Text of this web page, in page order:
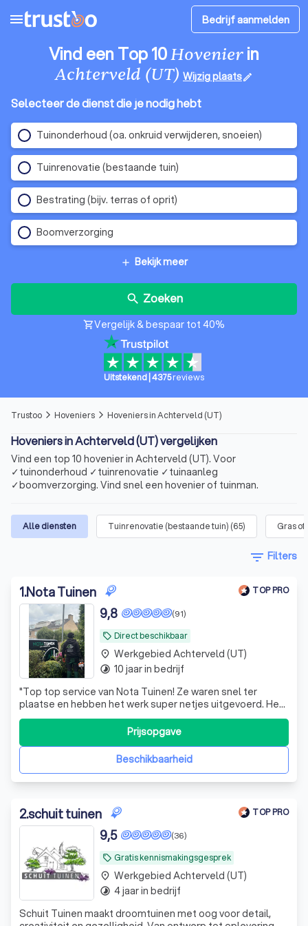
menu Bedrijf aanmelden
Vind een Top 10Hovenierin
Achterveld (UT) Wijzig plaatsedit
Selecteer de dienst die je nodig hebt
Tuinonderhoud (oa. onkruid verwijderen, snoeien)
Tuinrenovatie (bestaande tuin)
Bestrating (bijv. terras of oprit)
Boomverzorging
add Bekijk meer
search Zoeken
shopping_cartVergelijk & bespaar tot 40%
Uitstekend 4375reviews
Trustoo arrow_forward_ios Hoveniers arrow_forward_ios Hoveniers in Achterveld (UT)
Hoveniers in Achterveld (UT) vergelijken
Vind een top 10 hovenier in Achterveld (UT). Voor
✓tuinonderhoud ✓tuinrenovatie ✓tuinaanleg
✓boomverzorging. Vind snel een hovenier of tuinman.
Alle diensten Tuinrenovatie (bestaande tuin) (65) Gras
filter_list Filters
1.Nota Tuinen TOP PRO
local_offer Direct beschikbaar
(91)
9,8
"Top top service van Nota Tuinen! Ze waren snel ter
plaatse en hebben het werk super netjes uitgevoerd. Het
team bestond uit beleefde en nette mannen die duidelijk
weten wat ze doen. Zeker een aanrader!!!
Beschikbaarheid
Prijsopgave
place Werkgebied Achterveld (UT)
timelapse 10 jaar in bedrijf
2.schuit tuinen TOP PRO
local_offer Gratis kennismakingsgesprek
(36)
9,5
Schuit Tuinen maakt droomtuinen met oog voor detail,
place Werkgebied Achterveld (UT)
timelapse 4 jaar in bedrijf